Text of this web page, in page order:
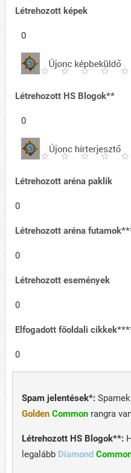
Létrehozott képek
0
Létrehozott HS Blogok**
0
Létrehozott aréna paklik
0
Létrehozott aréna
0
Létrehozott események
0
Elfogadott főoldali
0
Spam jelentések*:
Golden Common rangra
Létrehozott HS Blogok**:
legalább Diamond